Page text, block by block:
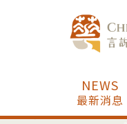
最新消息
NEWS